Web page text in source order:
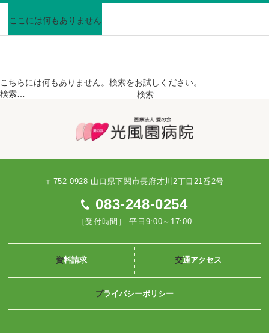
ここには何もありません
こちらには何もありません。検索をお試しください。
検索…
〒752-0928 山口県下関市長府才川2丁目21番2号
083-248-0254
［受付時間］ 平日9:00～17:00
資料請求 交通アクセス
プライバシーポリシー